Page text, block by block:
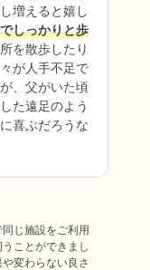
増えると嬉し
しっかりと歩
を散歩したり
が人手不足で
、父がいた頃
た遠足のよう
喜ぶだろうな
じ施設をご利用
ことができまし
変わらない良さ